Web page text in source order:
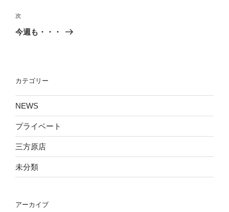
ビ
ゲ
ン
稿
次
の
次
今週も・・・
カテゴリー
NEWS
プライベート
三方原店
未分類
アーカイブ